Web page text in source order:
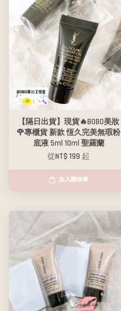
【隔日出貨】現貨🔥BOBO美妝
🌹專櫃貨 新款 恆久完美無瑕粉
底液 5ml 10ml 聖羅蘭
從NT$ 199 起
加入購物車